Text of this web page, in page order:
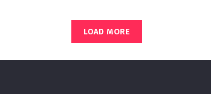
LOAD MORE